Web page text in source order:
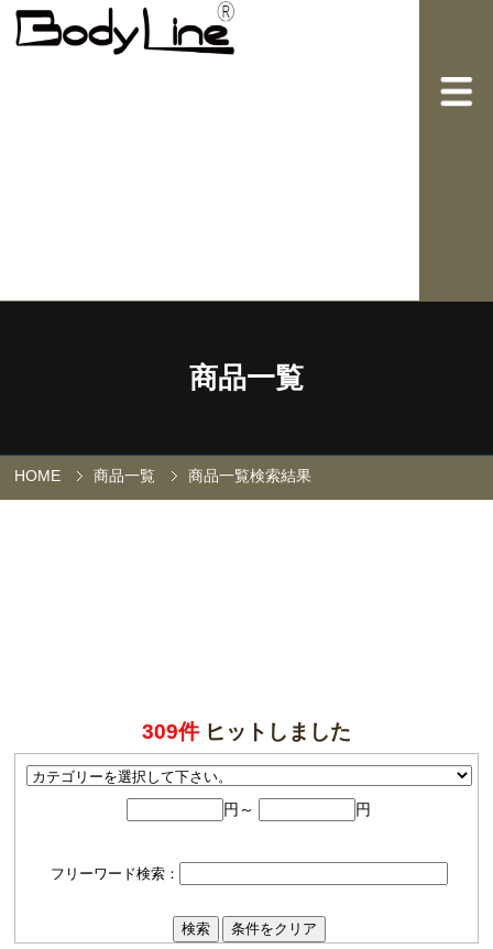
商品一覧
HOME 商品一覧 商品一覧検索結果
309件ヒットしました
円～ 円
フリーワード検索：